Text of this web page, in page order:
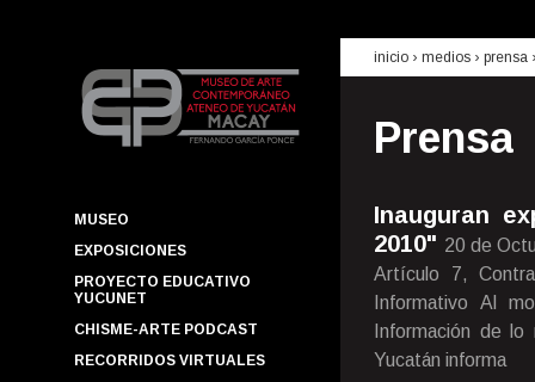
MUSEO
EXPOSICIONES
PROYECTO EDUCATIVO
YUCUNET
CHISME-ARTE PODCAST
RECORRIDOS VIRTUALES
inicio › medios › prensa
Prensa
Inauguran
2010" 20 de
Artículo 7,
Informativo Al
Información de
Yucatán informa